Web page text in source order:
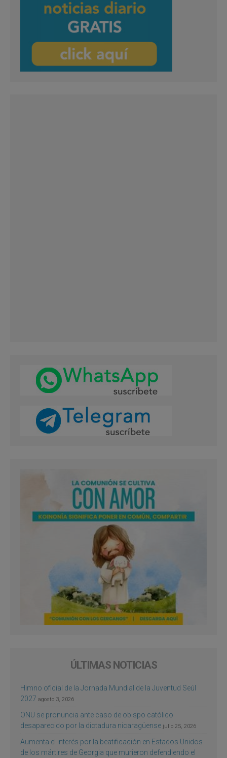
ÚLTIMAS NOTICIAS
Himno oficial de la Jornada Mundial de la Juventud Seúl
2027 agosto 3, 2026
ONU se pronuncia ante caso de obispo católico
desaparecido por la dictadura nicaragüense julio 25, 2026
Aumenta el interés por la beatificación en Estados Unidos
de los mártires de Georgia que murieron defendiendo el